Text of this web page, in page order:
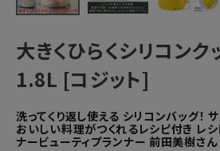
大きくひらくシリコンク
1.8L [コジット]
洗ってくり返し使える シリコンバッグ！
おいしい料理がつくれるレシピ付き レ
ナービューティプランナー 前田美樹さん